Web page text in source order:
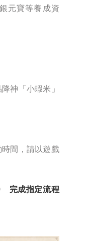
元寶等養成資
神「小蝦米」
間，請以遊戲
完成指定流程